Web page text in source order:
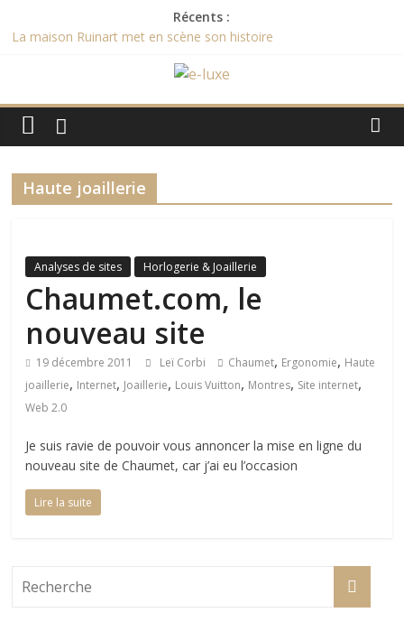
au
Récents :
La maison Ruinart met en scène son histoire
Vertus
Et le Bocuse d’Or 2017 est remporté par …
2017
e-
luxe
L'actualité
luxe
Haute joaillerie
Analyses de sites Horlogerie & Joaillerie
Chaumet.com, le
nouveau site
19 décembre 2011 Leï Corbi Chaumet, Ergonomie, Haute
joaillerie, Internet, Joaillerie, Louis Vuitton, Montres, Site internet,
Web 2.0
Je suis ravie de pouvoir vous annoncer la mise en ligne du
nouveau site de Chaumet, car j’ai eu l’occasion
Lire la suite